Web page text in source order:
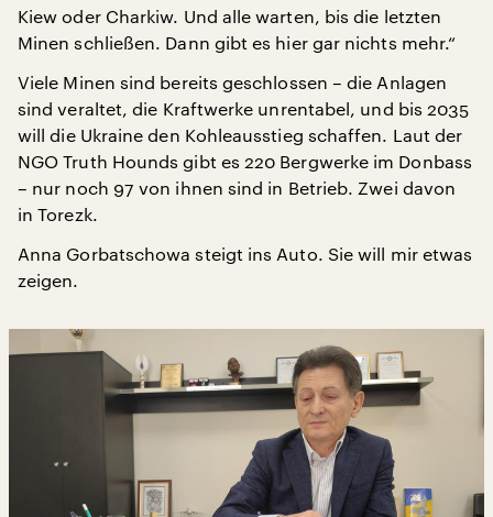
Kiew oder Charkiw. Und alle warten, bis die letzten
Minen schließen. Dann gibt es hier gar nichts mehr.“
Viele Minen sind bereits geschlossen – die Anlagen
sind veraltet, die Kraftwerke unrentabel, und bis 2035
will die Ukraine den Kohleausstieg schaffen. Laut der
NGO Truth Hounds gibt es 220 Bergwerke im Donbass
– nur noch 97 von ihnen sind in Betrieb. Zwei davon
in Torezk.
Anna Gorbatschowa steigt ins Auto. Sie will mir etwas
zeigen.